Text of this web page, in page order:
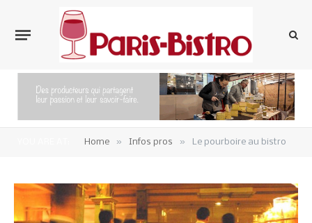
Home » Infos pros » Le pourboire au bistro